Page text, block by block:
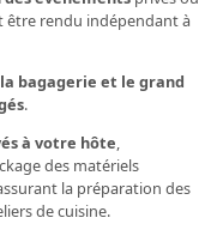
être rendu indépendant à
la bagagerie et le grand
.
à votre hôte,
des matériels
la préparation des
de cuisine.